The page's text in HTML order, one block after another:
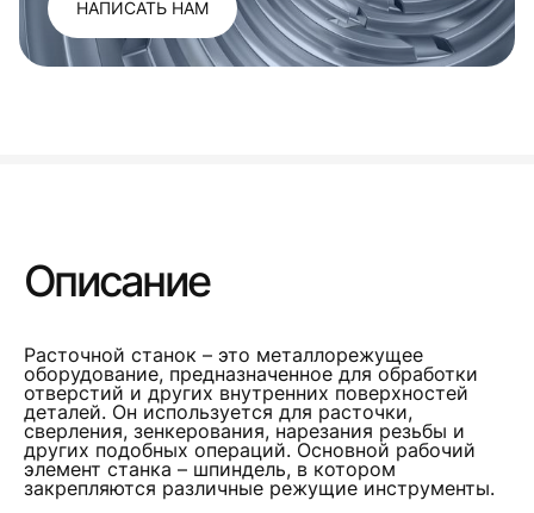
НАПИСАТЬ НАМ
Описание
Расточной станок – это металлорежущее
оборудование, предназначенное для обработки
отверстий и других внутренних поверхностей
деталей. Он используется для расточки,
сверления, зенкерования, нарезания резьбы и
других подобных операций. Основной рабочий
элемент станка – шпиндель, в котором
закрепляются различные режущие инструменты.